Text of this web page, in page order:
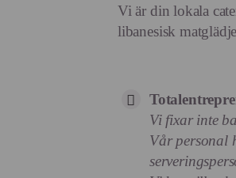
Vi är din lokala
libanesisk
Vi fixar inte
Vår personal